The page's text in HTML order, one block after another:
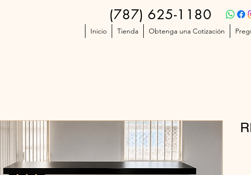
(787) 625-1180
Inicio Tienda Obtenga una Cotización